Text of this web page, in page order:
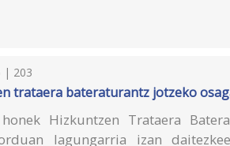
| 203
trataera bateraturantz jotzeko
Hizkuntzen Trataera
lagungarria izan